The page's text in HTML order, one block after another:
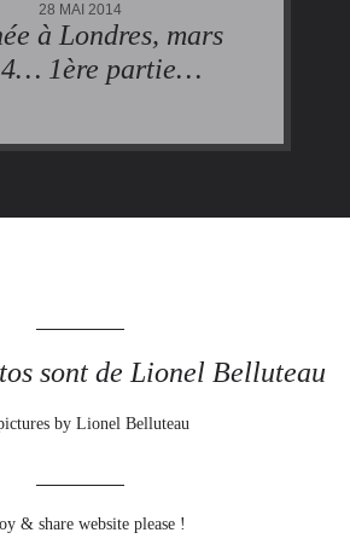
28 MAI 2014
à Londres, mars
1ère partie…
sont de Lionel Belluteau
by Lionel Belluteau
& share website please !